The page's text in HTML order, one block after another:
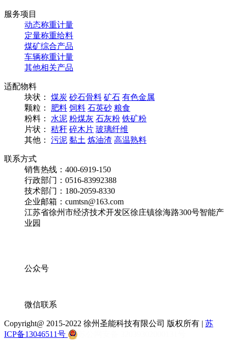
服务项目
动态称重计量
定量称重给料
煤矿综合产品
车辆称重计量
其他相关产品
适配物料
块状： 煤炭 砂石骨料 矿石 有色金属
颗粒： 肥料 饲料 石英砂 粮食
粉料： 水泥 粉煤灰 石灰粉 铁矿粉
片状： 秸秆 碎木片 玻璃纤维
其他： 污泥 黏土 炼油渣 高温熟料
联系方式
销售热线：400-6919-150
行政部门：0516-83992388
技术部门：180-2059-8330
企业邮箱：cumtsn@163.com
江苏省徐州市经济技术开发区徐庄镇徐海路300号智能产
业园
公众号
微信联系
Copyright@ 2015-2022 徐州圣能科技有限公司 版权所有 | 苏
ICP备13046511号